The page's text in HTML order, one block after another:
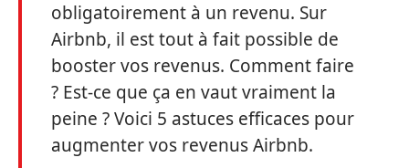
obligatoirement à un revenu. Sur
Airbnb, il est tout à fait possible de
booster vos revenus. Comment faire
? Est-ce que ça en vaut vraiment la
peine ? Voici 5 astuces efficaces pour
augmenter vos revenus Airbnb.